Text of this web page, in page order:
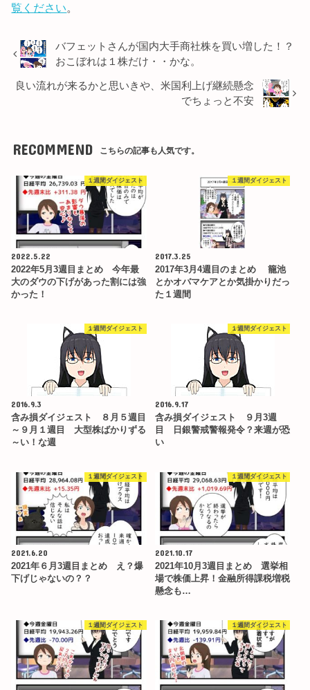
覧ください。
バフェットさんが国内大手商社株を買い増した！？
おこぼれは１株だけ・・かな。
良い流れが来るかと思いきや、米国利上げ継続懸念
でちょっと不安
RECOMMEND こちらの記事も人気です。
１週間ダイジェスト
2022.5.22
2022年5月3週目まとめ 今年最
大のダウの下げがあった割には強
かった！
１週間ダイジェスト
2017.3.25
2017年3月4週目のまとめ 籠池
とかオバマケアとか気掛かりだっ
た１週間
１週間ダイジェスト
2016.9.3
含み損ダイジェスト ８月５週目
～９月１週目 大型株ばかりずる
～い！な週
１週間ダイジェスト
2016.9.17
含み損ダイジェスト ９月3週
目 日銀警戒警報発令？来週が恐
い
１週間ダイジェスト
2021.6.20
2021年６月3週目まとめ え？爆
下げじゃないの？？
１週間ダイジェスト
2021.10.17
2021年10月3週目まとめ 選挙相
場で株価上昇！金融所得課税増税
懸念も…
１週間ダイジェスト １週間ダイジェスト